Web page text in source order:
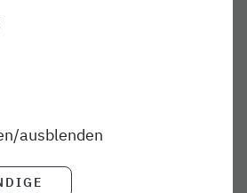
teilen in neuem
twitter teilen in neuem
ausblenden